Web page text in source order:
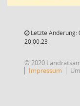
Letzte Änderung:
20:00:23
© 2020
Impressum